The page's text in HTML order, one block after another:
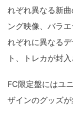
れぞれ異なる新
ング映像、バラ
れぞれに異なる
ト、トレカが封入
FC限定盤にはユ
ザインのグッズが